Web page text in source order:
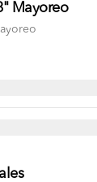
Mayoreo